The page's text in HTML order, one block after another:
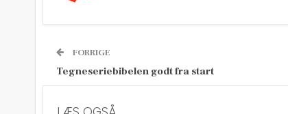
FORRIGE
Tegneseriebibelen godt fra start